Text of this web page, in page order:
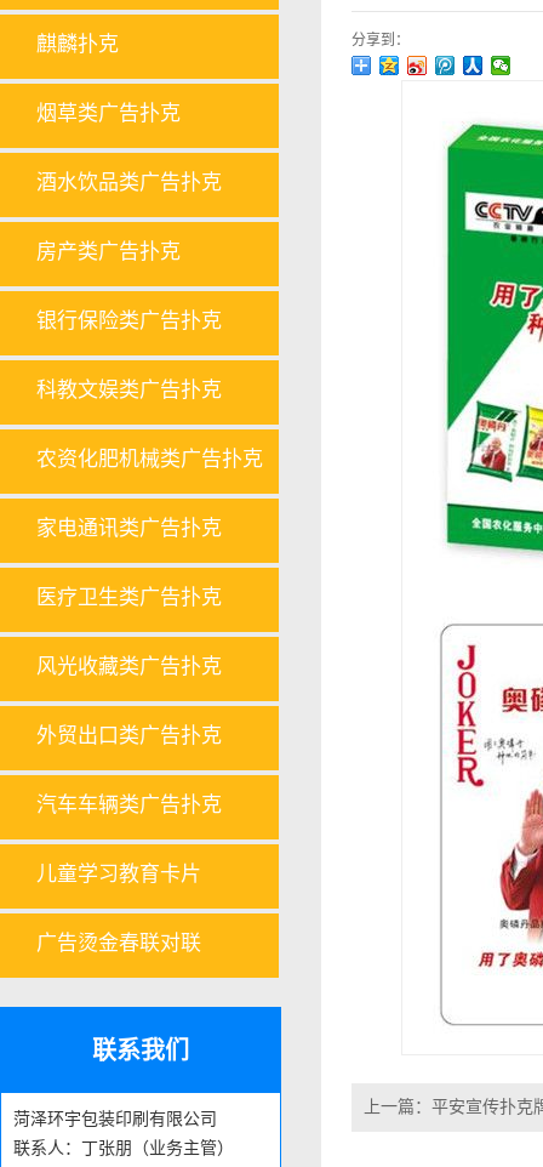
麒麟扑克
烟草类广告扑克
酒水饮品类广告扑克
房产类广告扑克
银行保险类广告扑克
科教文娱类广告扑克
农资化肥机械类广告扑克
家电通讯类广告扑克
医疗卫生类广告扑克
风光收藏类广告扑克
外贸出口类广告扑克
汽车车辆类广告扑克
儿童学习教育卡片
广告烫金春联对联
联系我们
菏泽环宇包装印刷有限公司
联系人：丁张朋（业务主管）
分享到：
上一篇： 平安宣传扑克